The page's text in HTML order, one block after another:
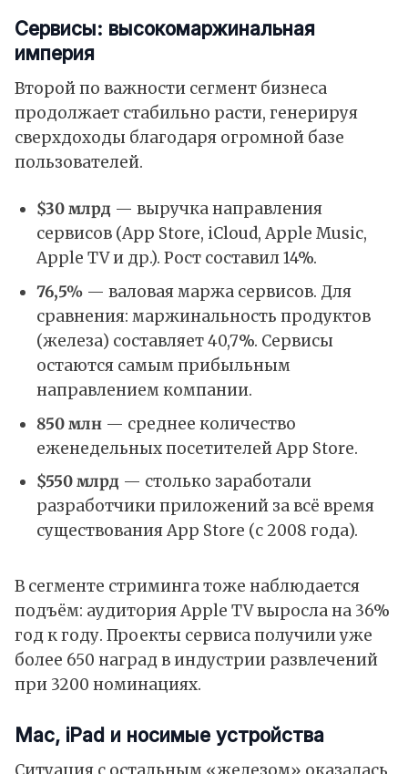
Сервисы: высокомаржинальная
империя
Второй по важности сегмент бизнеса
продолжает стабильно расти, генерируя
сверхдоходы благодаря огромной базе
пользователей.
$30 млрд— выручка направления
сервисов (App Store, iCloud, Apple Music,
Apple TV и др.). Рост составил 14%.
76,5%— валовая маржа сервисов. Для
сравнения: маржинальность продуктов
(железа) составляет 40,7%. Сервисы
остаются самым прибыльным
направлением компании.
850 млн— среднее количество
еженедельных посетителей App Store.
$550 млрд— столько заработали
разработчики приложений за всё время
существования App Store (с 2008 года).
В сегменте стриминга тоже наблюдается
подъём: аудитория Apple TV выросла на 36%
год к году. Проекты сервиса получили уже
более 650 наград в индустрии развлечений
при 3200 номинациях.
Mac, iPad и носимые устройства